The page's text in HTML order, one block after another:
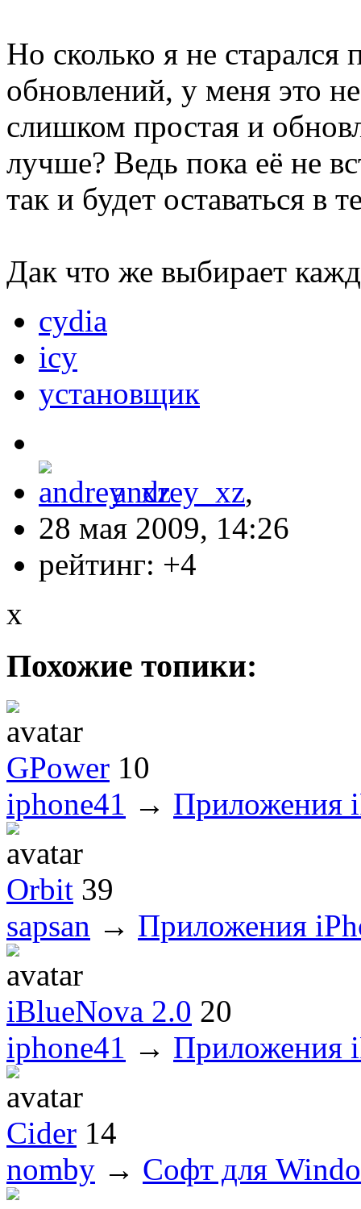
Но сколько я не старался
обновлений, у меня это
слишком простая и
лучше? Ведь пока её не
так и будет оставаться в
Дак что же выбирает
cydia
icy
установщик
andrey_xz,
28 мая 2009, 14:26
рейтинг: +4
x
Похожие топики:
GPower 10
iphone41 → Приложения
Orbit 39
sapsan → Приложения
iBlueNova 2.0 20
iphone41 → Приложения
Cider 14
nomby → Софт для